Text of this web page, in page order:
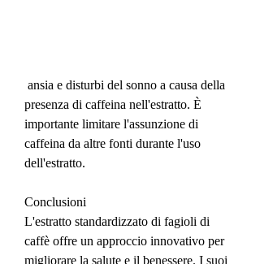
presenza di caffeina nell'estratto. È
importante limitare l'assunzione di
caffeina da altre fonti durante l'uso
dell'estratto.
Conclusioni
L'estratto standardizzato di fagioli di
caffè offre un approccio innovativo per
migliorare la salute e il benessere. I suoi